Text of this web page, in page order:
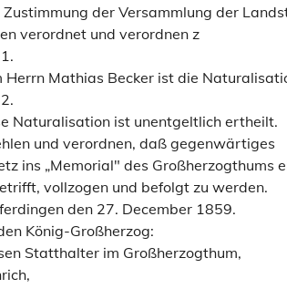
Zustimmung der Versammlung der
verordnet und verordnen z
Herrn Mathias Becker ist die
Naturalisation ist unentgeltlich ertheilt.
und verordnen, daß gegenwärtiges
ins „Memorial" des Großherzogthums
vollzogen und befolgt zu werden.
den 27. December 1859.
König-Großherzog:
Statthalter im Großherzogthum,